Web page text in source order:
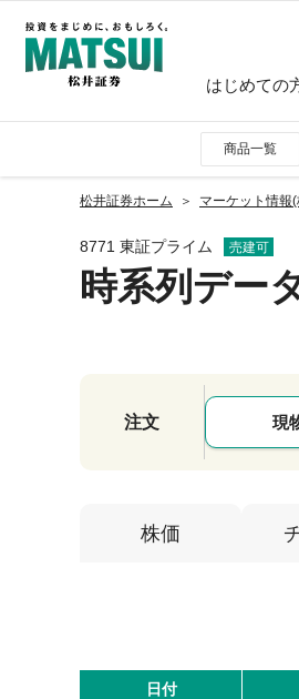
はじめての
商品一覧
松井証券ホーム マーケット情報
8771 東証プライム 売建可
時系列デー
注文 現
株価
日付